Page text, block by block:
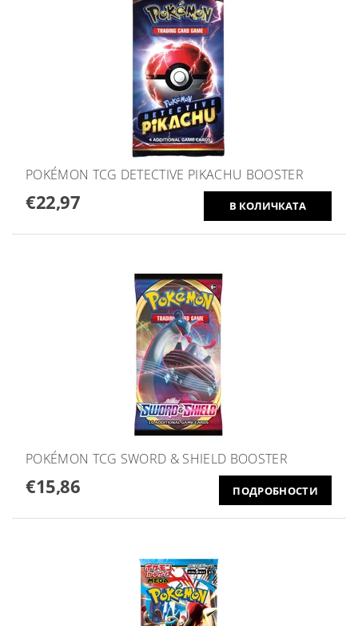
POKÉMON TCG DETECTIVE PIKACHU BOOSTER
€22,97
POKÉMON TCG SWORD & SHIELD BOOSTER
€15,86 ПОДРОБНОСТИ